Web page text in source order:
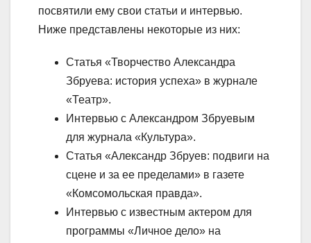
посвятили ему свои статьи и интервью.
Ниже представлены некоторые из них:
Статья «Творчество Александра
Збруева: история успеха» в журнале
«Театр».
Интервью с Александром Збруевым
для журнала «Культура».
Статья «Александр Збруев: подвиги на
сцене и за ее пределами» в газете
«Комсомольская правда».
Интервью с известным актером для
программы «Личное дело» на